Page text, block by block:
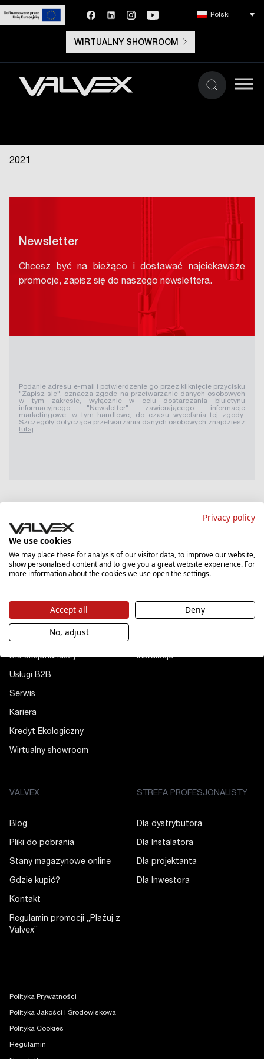
WIRTUALNY SHOWROOM
Polski
2021
Newsletter
Chcesz być na bieżąco i dostawać najciekawsze
promocje, zapisz się do naszego newslettera.
Podanie adresu e-mail i potwierdzenie go przez kliknięcie przycisku
"Zapisz się", oznacza zgodę na przetwarzanie danych osobowych
w tym zakresie, wyłącznie w celu dostarczania biuletynu
informacyjnego "Newsletter" zawierającego informacje
marketingowe, w tym handlowe, do czasu wycofania tej zgody.
Szczegóły dotyczące przetwarzania danych osobowych znajdziesz
tutaj.
O nas
Filary marki
Dla akcjonariuszy
Usługi B2B
Serwis
Kariera
Kredyt Ekologiczny
Wirtualny showroom
Łazienka
Instalacje
VALVEX
Blog
Pliki do pobrania
Stany magazynowe online
Gdzie kupić?
Kontakt
Regulamin promocji „Plażuj z
Valvex”
STREFA PROFESJONALISTY
Dla dystrybutora
Dla Instalatora
Dla projektanta
Dla Inwestora
Polityka Prywatności
Polityka Jakości i Środowiskowa
Polityka Cookies
Regulamin
Privacy policy
We use cookies
We may place these for analysis of our visitor data, to improve our website,
show personalised content and to give you a great website experience. For
more information about the cookies we use open the settings.
Accept all
Deny
No, adjust